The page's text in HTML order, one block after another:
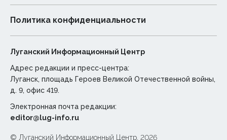
Политика конфиденциальности
Луганский Информационный Центр
Адрес редакции и пресс-центра:
Луганск, площадь Героев Великой Отечественной войны,
д. 9, офис 419.
Электронная почта редакции:
editor@lug-info.ru
© Луганский Информационный Центр, 2026